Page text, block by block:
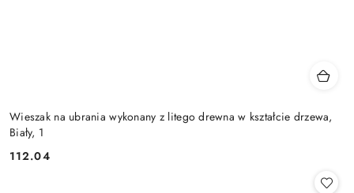
Wieszak na ubrania wykonany z litego drewna w kształcie drzewa,
Biały, 1
Cena:
112.04